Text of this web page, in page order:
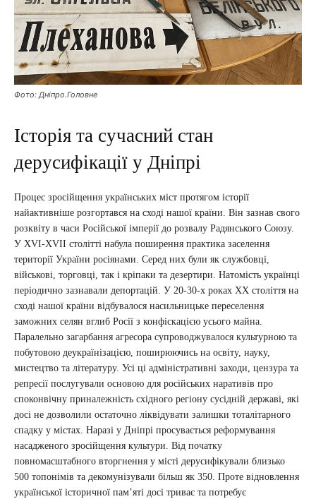
Фото: Дніпро.Головне
Історія та сучасний стан
дерусифікації у Дніпрі
Процес зросійщення українських міст протягом історії
найактивніше розгортався на сході нашої країни. Він зазнав свого
розквіту в часи Російської імперії до розвалу Радянського Союзу.
У ХVI-XVII столітті набула поширення практика заселення
території України росіянами. Серед них були як службовці,
військові, торговці, так і кріпаки та дезертири. Натомість українці
періодично зазнавали депортацій. У 20-30-х роках ХХ століття на
сході нашої країни відбувалося насильницьке переселення
заможних селян вглиб Росії з конфіскацією усього майна.
Паралельно загарбання агресора супроводжувалося культурною та
побутовою деукраїнізацією, поширюючись на освіту, науку,
мистецтво та літературу. Усі ці адміністративні заходи, цензура та
репресії послугували основою для російських наративів про
споконвічну приналежність східного регіону сусідній державі, які
досі не дозволили остаточно ліквідувати залишки тоталітарного
спадку у містах. Наразі у Дніпрі просувається реформування
насадженого зросійщення культури. Від початку
повномасштабного вторгнення у місті дерусифікували близько
500 топонімів та декомунізували більш як 350. Проте відновлення
української історичної пам’яті досі триває та потребує